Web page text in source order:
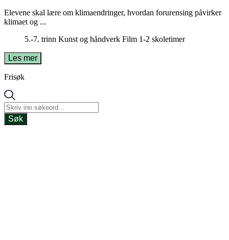
Elevene skal lære om klimaendringer, hvordan forurensing påvirker
klimaet og ...
5.-7. trinn Kunst og håndverk Film 1-2 skoletimer
Les mer
Frisøk
Søk